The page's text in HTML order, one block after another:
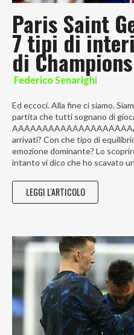
Paris Saint
7 tipi di
di
Federico Senarighi
Ed eccoci. Alla fine ci siamo.
partita che tutti sognano di
arrivati? Con che tipo di
emozione dominante? Lo
intanto vi dico che ho scavato
LEGGI L'ARTICOLO